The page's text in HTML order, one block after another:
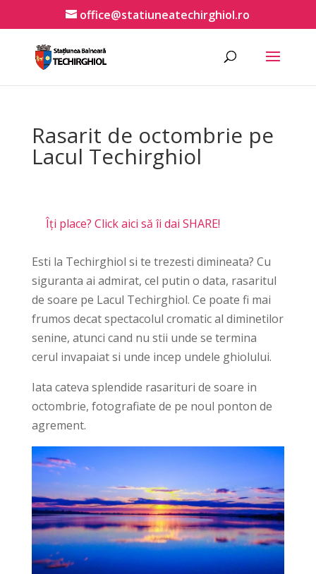
office@statiuneatechirghiol.ro
Rasarit de octombrie pe
Lacul Techirghiol
Îți place? Click aici să îi dai SHARE!
Esti la Techirghiol si te trezesti dimineata? Cu
siguranta ai admirat, cel putin o data, rasaritul
de soare pe Lacul Techirghiol. Ce poate fi mai
frumos decat spectacolul cromatic al diminetilor
senine, atunci cand nu stii unde se termina
cerul invapaiat si unde incep undele ghiolului.
Iata cateva splendide rasarituri de soare in
octombrie, fotografiate de pe noul ponton de
agrement.